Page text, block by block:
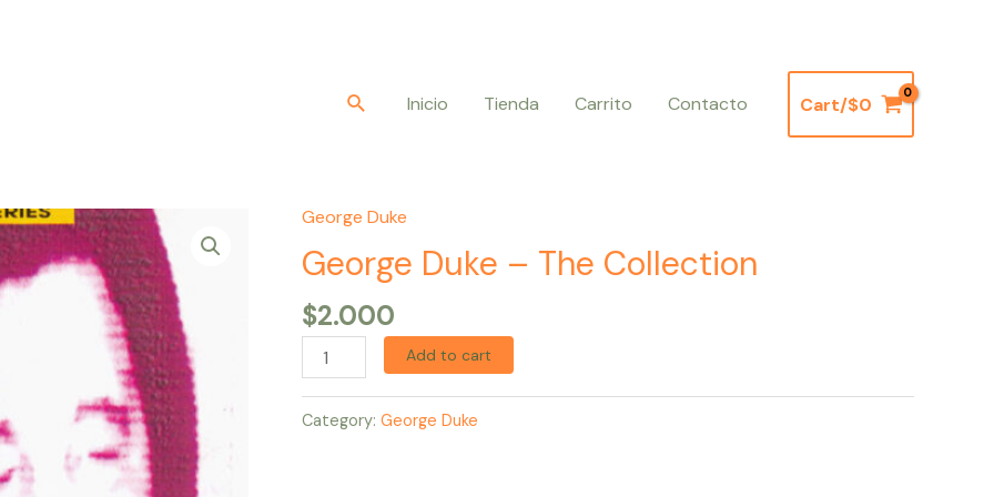
BuscarInicio Tienda Carrito Contacto Cart/$0
George Duke
George Duke – The Collection
$2.000
George
Duke
–
The
Collection
quantity
Add to cart
Category: George Duke